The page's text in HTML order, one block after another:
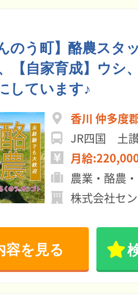
のう町】酪農スタ
【自家育成】ウシ
しています♪
香川 仲多度
JR四国 土
月給
農業・酪農
株式会社セ
容を見る